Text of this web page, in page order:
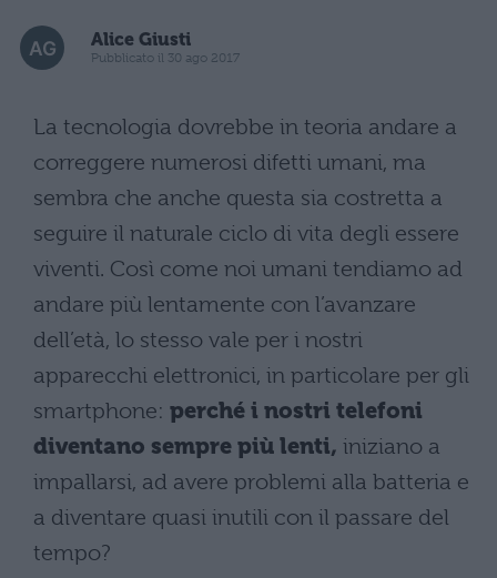
Alice Giusti
Pubblicato il 30 ago 2017
La tecnologia dovrebbe in teoria andare a
correggere numerosi difetti umani, ma
sembra che anche questa sia costretta a
seguire il naturale ciclo di vita degli essere
viventi. Così come noi umani tendiamo ad
andare più lentamente con l’avanzare
dell’età, lo stesso vale per i nostri
apparecchi elettronici, in particolare per gli
smartphone: perché i nostri telefoni
diventano sempre più lenti, iniziano a
impallarsi, ad avere problemi alla batteria e
a diventare quasi inutili con il passare del
tempo?